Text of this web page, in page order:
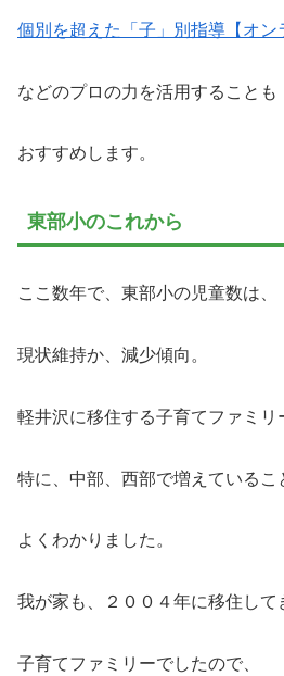
個別を超えた「子」別指導【オン
などのプロの力を活用することも
おすすめします。
東部小のこれから
ここ数年で、東部小の児童数は、
現状維持か、減少傾向。
軽井沢に移住する子育てファミリ
特に、中部、西部で増えているこ
よくわかりました。
我が家も、２００４年に移住して
子育てファミリーでしたので、